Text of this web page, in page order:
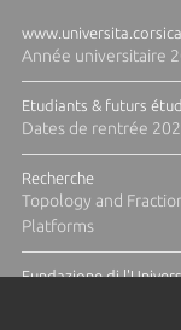
www.universita.corsica
Année universitaire
Etudiants & futurs
Dates de rentrée
Recherche
Topology and
Platforms
Fundazione di